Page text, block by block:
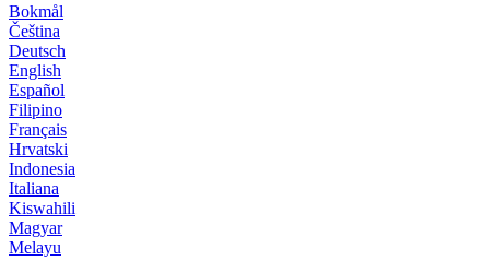
Bokmål
Čeština
Deutsch
English
Español
Filipino
Français
Hrvatski
Indonesia
Italiana
Kiswahili
Magyar
Melayu